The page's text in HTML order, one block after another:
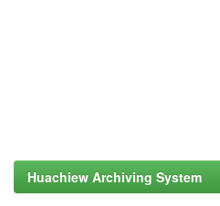
Huachiew Archiving System